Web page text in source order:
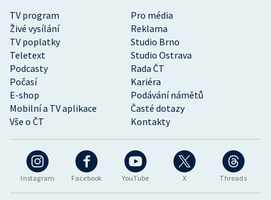
Instagram Facebook YouTube X Threads
TV program
Pro média
Živé vysílání
Reklama
TV poplatky
Studio Brno
Teletext
Studio Ostrava
Podcasty
Rada ČT
Počasí
Kariéra
E-shop
Podávání námětů
Mobilní a TV aplikace
Časté dotazy
Vše o ČT
Kontakty